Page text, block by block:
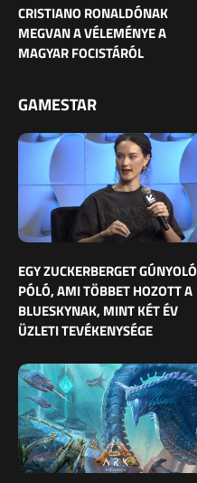
CRISTIANO RONALDÓNAK
MEGVAN A VÉLEMÉNYE A
MAGYAR FOCISTÁRÓL
GAMESTAR
EGY ZUCKERBERGET GÚNYOLÓ
PÓLÓ, AMI TÖBBET HOZOTT A
BLUESKYNAK, MINT KÉT ÉV
ÜZLETI TEVÉKENYSÉGE